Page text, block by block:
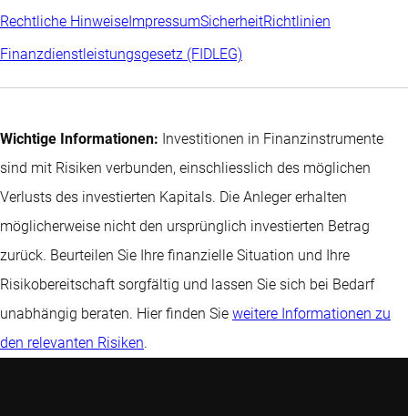
Rechtliche HinweiseImpressumSicherheitRichtlinien
Finanzdienstleistungsgesetz (FIDLEG)
Wichtige Informationen: Investitionen in Finanzinstrumente
sind mit Risiken verbunden, einschliesslich des möglichen
Verlusts des investierten Kapitals. Die Anleger erhalten
möglicherweise nicht den ursprünglich investierten Betrag
zurück. Beurteilen Sie Ihre finanzielle Situation und Ihre
Risikobereitschaft sorgfältig und lassen Sie sich bei Bedarf
unabhängig beraten. Hier finden Sie weitere Informationen zu
den relevanten Risiken.